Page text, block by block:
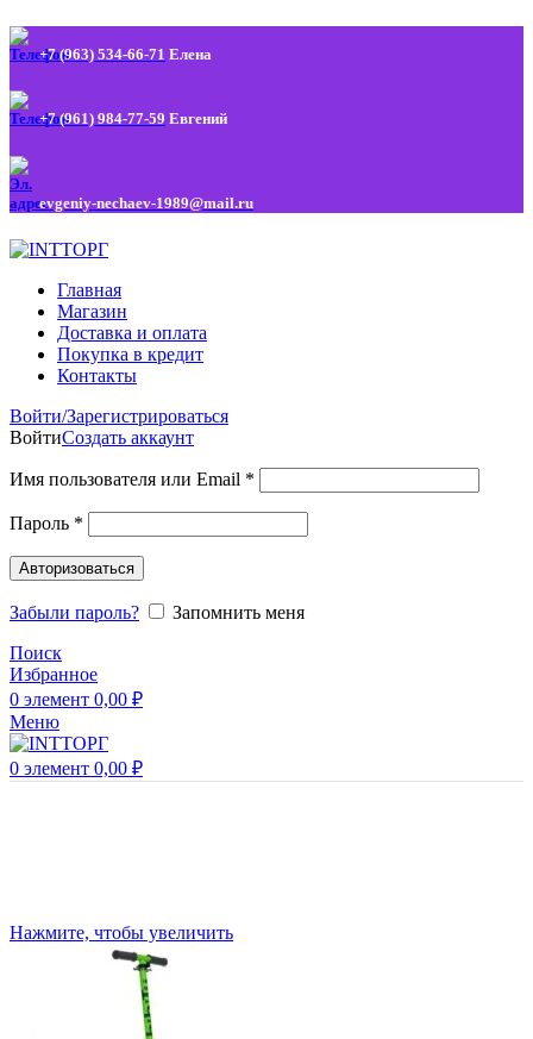
+7 (963) 534-66-71 Елена
+7 (961) 984-77-59 Евгений
evgeniy-nechaev-1989@mail.ru
Главная
Магазин
Доставка и оплата
Покупка в кредит
Контакты
Войти/Зарегистрироваться
ВойтиСоздать аккаунт
Имя пользователя или Email *
Пароль *
Авторизоваться
Забыли пароль?
Запомнить меня
Поиск
Избранное
0 элемент 0,00 ₽
Меню
0 элемент 0,00 ₽
Нажмите, чтобы увеличить